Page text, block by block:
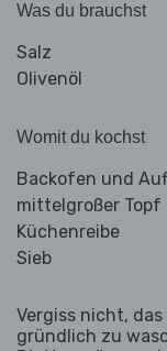
Was du brauchst
Salz
Olivenöl
Womit du kochst
Backofen und
mittelgroßer Topf
Küchenreibe
Sieb
Vergiss nicht,
gründlich zu